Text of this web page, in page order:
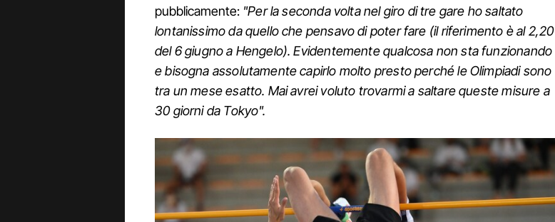
pubblicamente: "Per la seconda volta nel giro di tre gare ho saltato
lontanissimo da quello che pensavo di poter fare (il riferimento è al 2,20
del 6 giugno a Hengelo). Evidentemente qualcosa non sta funzionando
e bisogna assolutamente capirlo molto presto perché le Olimpiadi sono
tra un mese esatto. Mai avrei voluto trovarmi a saltare queste misure a
30 giorni da Tokyo".